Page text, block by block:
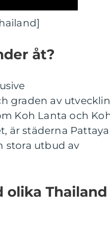
åt?
graden av
Koh Lanta och
är städerna Pattaya
stora utbud av
olika Thailand